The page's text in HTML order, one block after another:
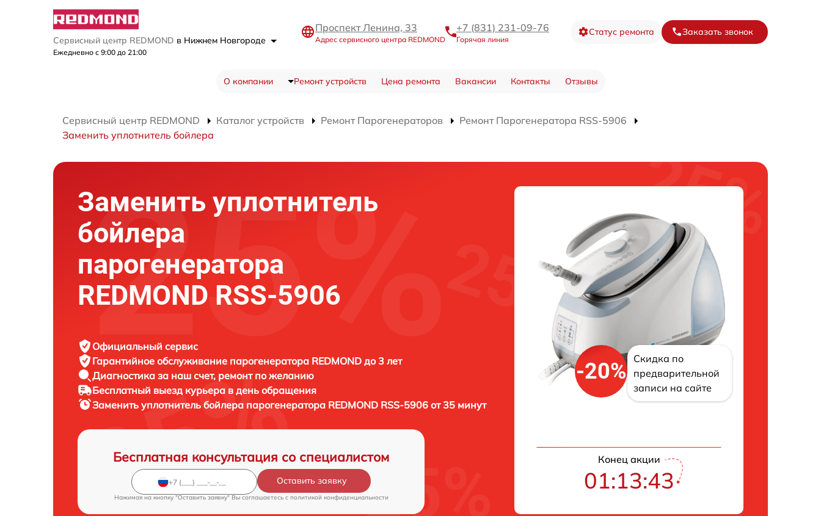
Сервисный центр REDMOND в Нижнем Новгороде
Ежедневно с 9:00 до 21:00
Проспект Ленина, 33
Адрес сервисного центра REDMOND
+7 (831) 231-09-76
Горячая линия
Статус ремонта Заказать звонок
О компании Ремонт устройств Цена ремонта Вакансии Контакты Отзывы
Сервисный центр REDMOND Каталог устройств Ремонт Парогенераторов
Ремонт Парогенератора RSS-5906
Заменить уплотнитель бойлера
Заменить уплотнитель
бойлера
парогенератора
REDMOND RSS-5906
Официальный сервис
Гарантийное обслуживание парогенератора REDMOND до 3 лет
Диагностика за наш счет, ремонт по желанию
Бесплатный выезд курьера в день обращения
Заменить уплотнитель бойлера парогенератора REDMOND RSS-5906 от 35 минут
Бесплатная консультация со специалистом
Оставить заявку
Нажимая на кнопку "Оставить заявку" Вы соглашаетесь c политикой конфиденциальности
-20%
Скидка по
предварительной
записи на сайте
Конец акции
01:13:42